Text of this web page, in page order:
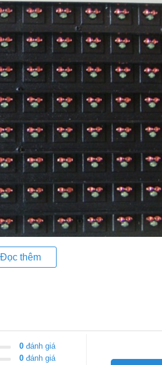
Đọc thêm
0 đánh giá
0 đánh giá